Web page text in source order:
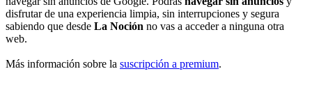
disfrutar de una experiencia limpia, sin interrupciones y segura
sabiendo que desde La Noción no vas a acceder a ninguna otra
web.
Más información sobre la suscripción a premium.